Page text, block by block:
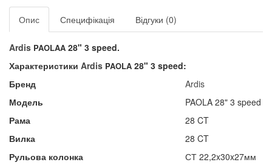
Опис Специфікація Відгуки (0)
Ardis PAOLAA 28" 3 speed​.
Характеристики Ardis PAOLA 28" 3 speed:
Бренд
Ardis
Модель
PAOLA 28" 3 speed
Рама
28 CT
Вилка
28 CT
Рульова колонка
СТ 22,2x30x27мм